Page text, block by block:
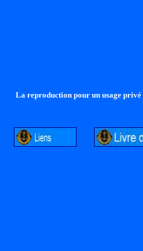
La reproduction pour un usage privé